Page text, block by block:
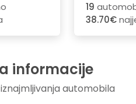
19
38.70€
informacije
automobila